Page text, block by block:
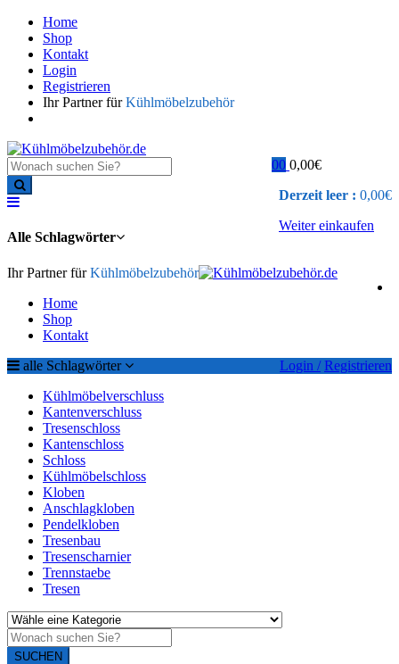
Home
Shop
Kontakt
Login
Registrieren
Ihr Partner fürKühlmöbelzubehör
0 0,00€
Derzeit leer : 0,00€
Weiter einkaufen
0
Alle Schlagwörter
Ihr Partner fürKühlmöbelzubehör
Home
Shop
Kontakt
Login / Registrieren
alle Schlagwörter
Kühlmöbelverschluss
Kantenverschluss
Tresenschloss
Kantenschloss
Schloss
Kühlmöbelschloss
Kloben
Anschlagkloben
Pendelkloben
Tresenbau
Tresenscharnier
Trennstaebe
Tresen
SUCHEN